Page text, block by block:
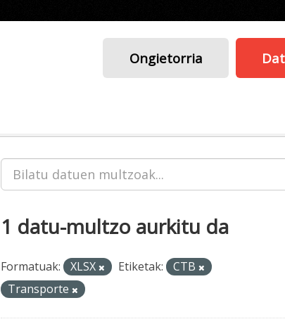
Ongietorria
1 datu-multzo aurkitu da
Formatuak: XLSX Etiketak:
CTB
Transporte